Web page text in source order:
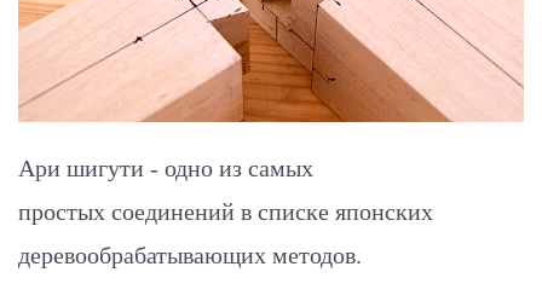
Ари шигути - одно из самых
простых соединений в списке японских
деревообрабатывающих методов.